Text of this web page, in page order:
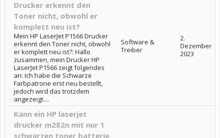
Drucker erkennt den
Toner nicht, obwohl er
komplett neu ist?
Mein HP LaserJet P1566 Drucker
erkennt den Toner nicht, obwohl
er komplett neu ist?: Hallo
zusammen, mein Drucker HP
LaserJet P1566 zeigt folgendes
an: Ich habe die Schwarze
Farbpatrone erst neu bestellt,
jedoch wird das trotzdem
angezeigt....
Software &
Treiber
2.
Dezember
2023
Kann ein HP laserjet
drucker m282n mit nur 1
schwarzen toner batterie